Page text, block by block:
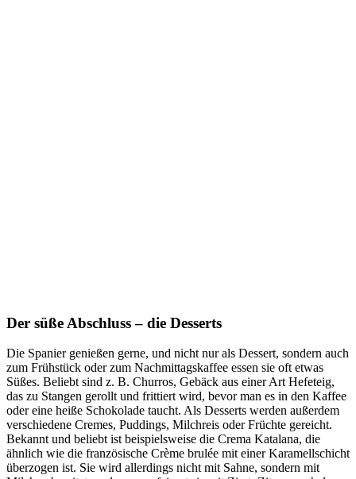
Der süße Abschluss – die Desserts
Die Spanier genießen gerne, und nicht nur als Dessert, sondern auch
zum Frühstück oder zum Nachmittagskaffee essen sie oft etwas
Süßes. Beliebt sind z. B. Churros, Gebäck aus einer Art Hefeteig,
das zu Stangen gerollt und frittiert wird, bevor man es in den Kaffee
oder eine heiße Schokolade taucht. Als Desserts werden außerdem
verschiedene Cremes, Puddings, Milchreis oder Früchte gereicht.
Bekannt und beliebt ist beispielsweise die Crema Katalana, die
ähnlich wie die französische Crème brulée mit einer Karamellschicht
überzogen ist. Sie wird allerdings nicht mit Sahne, sondern mit